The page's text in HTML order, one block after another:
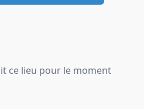
ce lieu pour le moment